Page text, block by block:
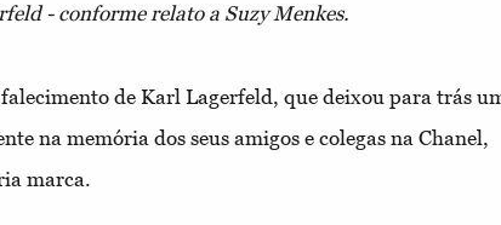
- conforme relato a Suzy Menkes.
falecimento de Karl Lagerfeld, que deixou para trás
na memória dos seus amigos e colegas na Chanel,
marca.